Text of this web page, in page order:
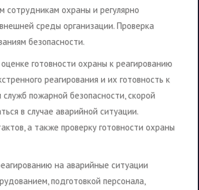
сотрудникам охраны и регулярно
среды организации. Проверка
безопасности.
готовности охраны к реагированию
реагирования и их готовность к
пожарной безопасности, скорой
в случае аварийной ситуации.
а также проверку готовности охраны
на аварийные ситуации
подготовкой персонала,